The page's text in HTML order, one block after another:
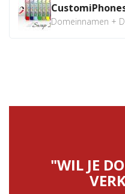
"WIL JE